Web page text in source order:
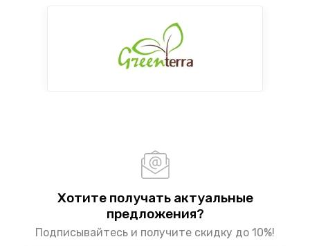
Хотите получать актуальные
предложения?
Подписывайтесь и получите скидку до 10%!